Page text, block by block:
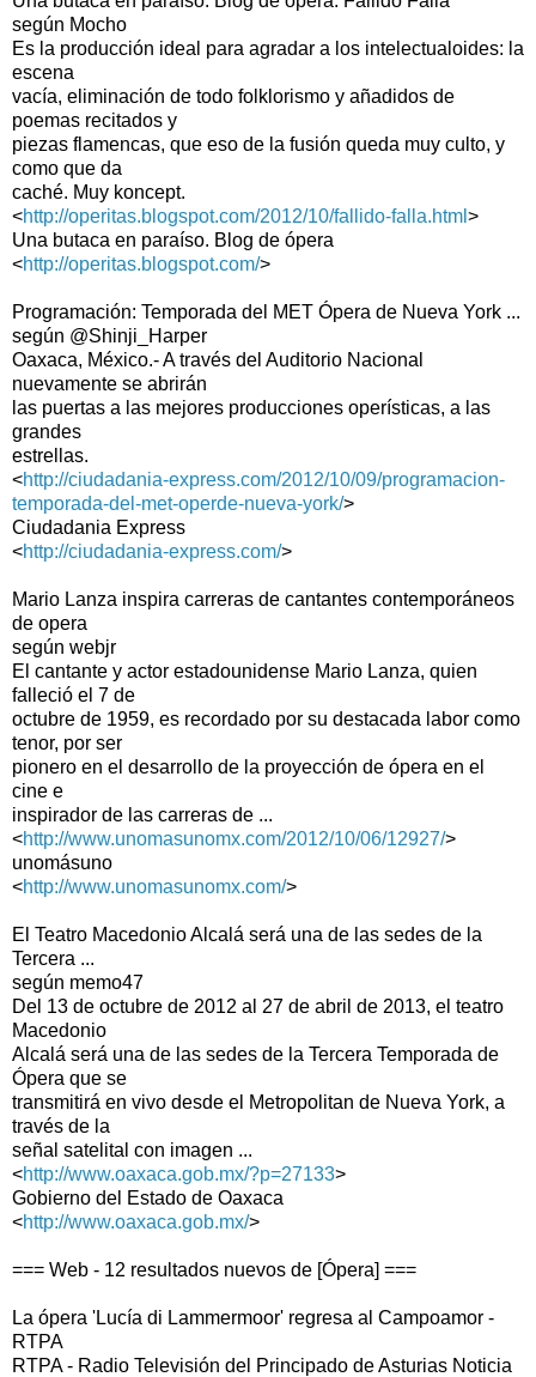
según Mocho
Es la producción ideal para agradar a los intelectualoides: la
escena
vacía, eliminación de todo folklorismo y añadidos de
poemas recitados y
piezas flamencas, que eso de la fusión queda muy culto, y
como que da
caché. Muy koncept.
<http://operitas.blogspot.com/2012/10/fallido-falla.html >
Una butaca en paraíso. Blog de ópera
<http://operitas.blogspot.com/>
Programación: Temporada del MET Ópera de Nueva York ...
según @Shinji_Harper
Oaxaca, México.- A través del Auditorio Nacional
nuevamente se abrirán
las puertas a las mejores producciones operísticas, a las
grandes
estrellas.
<http://ciudadania-express.com/2012/10/09/programacion-
temporada-del-met-operde-nueva-york/>
Ciudadania Express
<http://ciudadania-express.com/>
Mario Lanza inspira carreras de cantantes contemporáneos
de opera
según webjr
El cantante y actor estadounidense Mario Lanza, quien
falleció el 7 de
octubre de 1959, es recordado por su destacada labor como
tenor, por ser
pionero en el desarrollo de la proyección de ópera en el
cine e
inspirador de las carreras de ...
<http://www.unomasunomx.com/2012/10/06/12927/>
unomásuno
<http://www.unomasunomx.com/>
El Teatro Macedonio Alcalá será una de las sedes de la
Tercera ...
según memo47
Del 13 de octubre de 2012 al 27 de abril de 2013, el teatro
Macedonio
Alcalá será una de las sedes de la Tercera Temporada de
Ópera que se
transmitirá en vivo desde el Metropolitan de Nueva York, a
través de la
señal satelital con imagen ...
<http://www.oaxaca.gob.mx/?p=27133>
Gobierno del Estado de Oaxaca
<http://www.oaxaca.gob.mx/>
=== Web - 12 resultados nuevos de [Ópera] ===
La ópera 'Lucía di Lammermoor' regresa al Campoamor -
RTPA
RTPA - Radio Televisión del Principado de Asturias Noticia